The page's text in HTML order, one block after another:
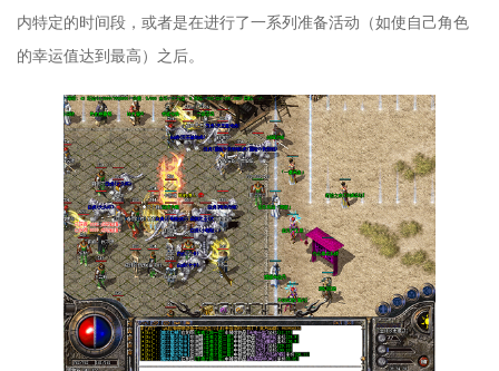
内特定的时间段，或者是在进行了一系列准备活动（如使自己角色
的幸运值达到最高）之后。